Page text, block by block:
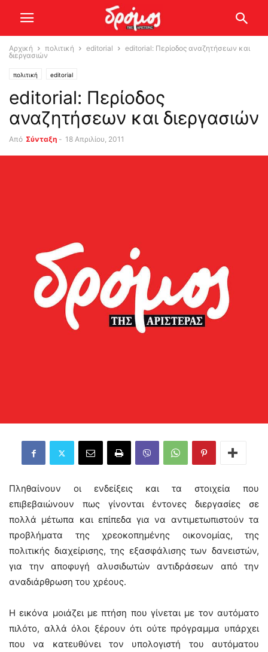
Αρχική πολιτική editorial
editorial: Περίοδος αναζητήσεων και
διεργασιών
πολιτική editorial
editorial: Περίοδος
αναζητήσεων και διεργασιών
Από Σύνταξη - 18 Απριλίου, 2011
Πληθαίνουν οι ενδείξεις και τα στοιχεία που
επιβεβαιώνουν πως γίνονται έντονες διεργασίες σε
πολλά μέτωπα και επίπεδα για να αντιμετωπιστούν τα
προβλήματα της χρεοκοπημένης οικονομίας, της
πολιτικής διαχείρισης, της εξασφάλισης των δανειστών,
για την αποφυγή αλυσιδωτών αντιδράσεων από την
αναδιάρθρωση του χρέους.
Η εικόνα μοιάζει με πτήση που γίνεται με τον αυτόματο
πιλότο, αλλά όλοι ξέρουν ότι ούτε πρόγραμμα υπάρχει
που να κατευθύνει τον υπολογιστή του αυτόματου